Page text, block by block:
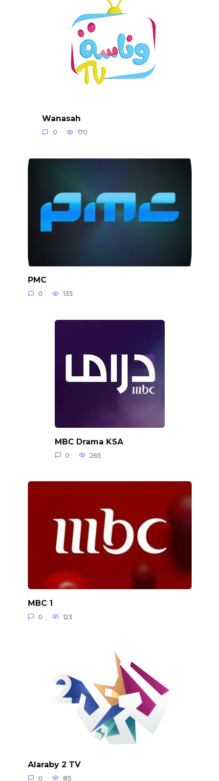
Wanasah
0 170
PMC
0 135
MBC Drama KSA
0 265
MBC 1
0 123
Alaraby 2 TV
0 85